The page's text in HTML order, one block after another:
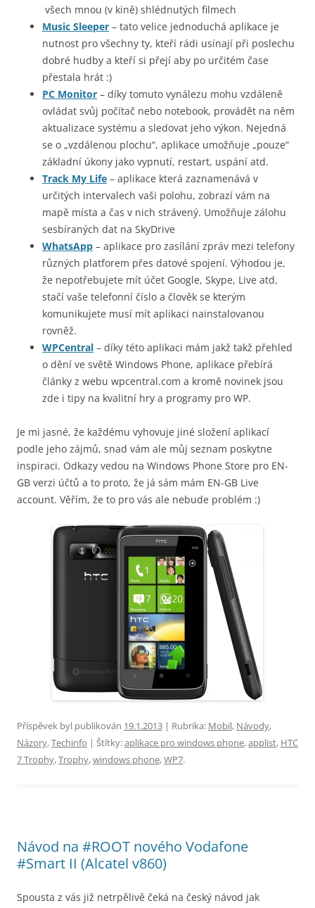
všech mnou (v kině) shlédnutých filmech
Music Sleeper – tato velice jednoduchá aplikace je
nutnost pro všechny ty, kteří rádi usínají při poslechu
dobré hudby a kteří si přejí aby po určitém čase
přestala hrát :)
PC Monitor – díky tomuto vynálezu mohu vzdáleně
ovládat svůj počítač nebo notebook, provádět na něm
aktualizace systému a sledovat jeho výkon. Nejedná
se o „vzdálenou plochu“, aplikace umožňuje „pouze“
základní úkony jako vypnutí, restart, uspání atd.
Track My Life – aplikace která zaznamenává v
určitých intervalech vaši polohu, zobrazí vám na
mapě místa a čas v nich strávený. Umožňuje zálohu
sesbíraných dat na SkyDrive
WhatsApp – aplikace pro zasílání zpráv mezi telefony
různých platforem přes datové spojení. Výhodou je,
že nepotřebujete mít účet Google, Skype, Live atd,
stačí vaše telefonní číslo a člověk se kterým
komunikujete musí mít aplikaci nainstalovanou
rovněž.
WPCentral – díky této aplikaci mám jakž takž přehled
o dění ve světě Windows Phone, aplikace přebírá
články z webu wpcentral.com a kromě novinek jsou
zde i tipy na kvalitní hry a programy pro WP.
Je mi jasné, že každému vyhovuje jiné složení aplikací
podle jeho zájmů, snad vám ale můj seznam poskytne
inspiraci. Odkazy vedou na Windows Phone Store pro EN-
GB verzi účtů a to proto, že já sám mám EN-GB Live
account. Věřím, že to pro vás ale nebude problém :)
Příspěvek byl publikován 19.1.2013 | Rubrika: Mobil, Návody,
Názory,Techinfo | Štítky:aplikace pro windows phone,applist, HTC
7 Trophy,Trophy,windows phone,WP7.
Návod na #ROOT nového Vodafone
#Smart II (Alcatel v860)
Spousta z vás již netrpělivě čeká na český návod jak